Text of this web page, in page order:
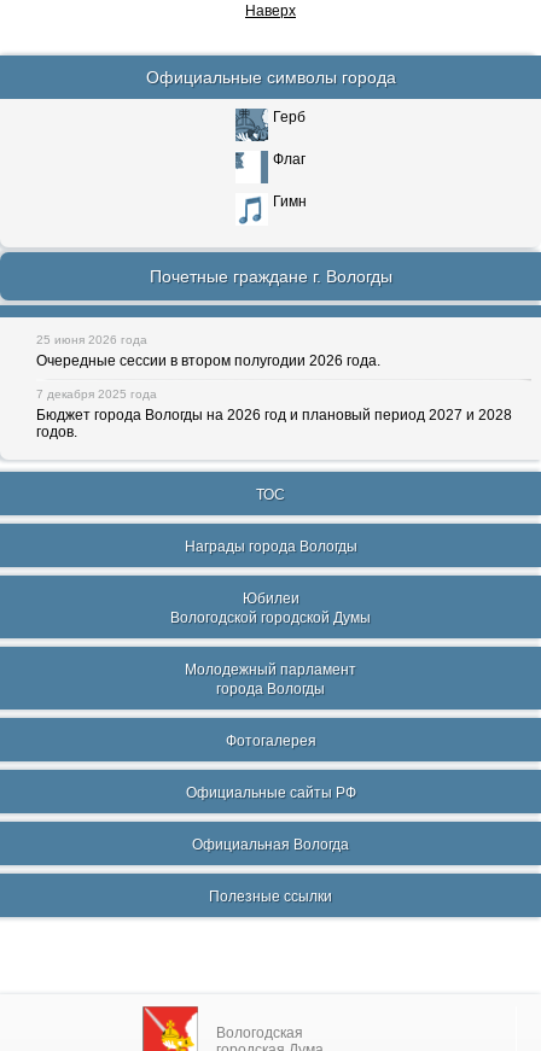
Наверх
Официальные символы города
Герб
Флаг
Гимн
Почетные граждане г. Вологды
25 июня 2026 года
Очередные сессии в втором полугодии 2026 года.
7 декабря 2025 года
Бюджет города Вологды на 2026 год и плановый период 2027 и 2028
годов.
ТОС
Награды города Вологды
Юбилеи
Вологодской городской Думы
Молодежный парламент
города Вологды
Фотогалерея
Официальные сайты РФ
Официальная Вологда
Полезные ссылки
Вологодская